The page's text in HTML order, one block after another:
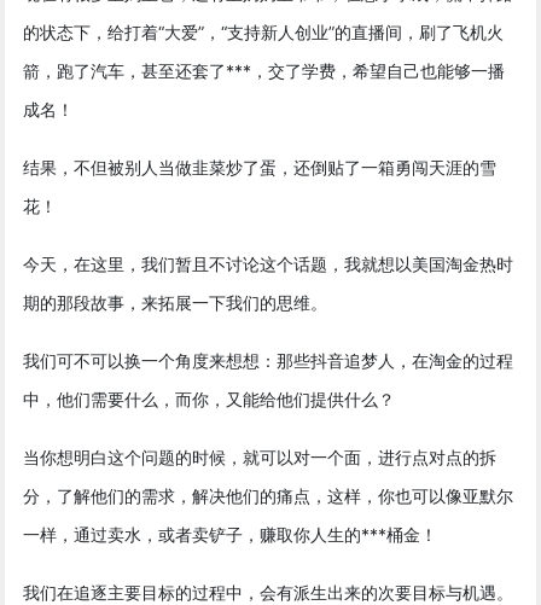
的状态下，给打着“大爱”，“支持新人创业”的直播间，刷了飞机火
箭，跑了汽车，甚至还套了***，交了学费，希望自己也能够一播
成名！
结果，不但被别人当做韭菜炒了蛋，还倒贴了一箱勇闯天涯的雪
花！
今天，在这里，我们暂且不讨论这个话题，我就想以美国淘金热时
期的那段故事，来拓展一下我们的思维。
我们可不可以换一个角度来想想：那些抖音追梦人，在淘金的过程
中，他们需要什么，而你，又能给他们提供什么？
当你想明白这个问题的时候，就可以对一个面，进行点对点的拆
分，了解他们的需求，解决他们的痛点，这样，你也可以像亚默尔
一样，通过卖水，或者卖铲子，赚取你人生的***桶金！
我们在追逐主要目标的过程中，会有派生出来的次要目标与机遇。